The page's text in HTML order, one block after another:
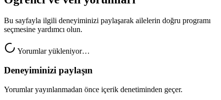
Bu sayfayla ilgili deneyiminizi paylaşarak ailelerin doğru programı
seçmesine yardımcı olun.
Yorumlar yükleniyor…
Deneyiminizi paylaşın
Yorumlar yayınlanmadan önce içerik denetiminden geçer.